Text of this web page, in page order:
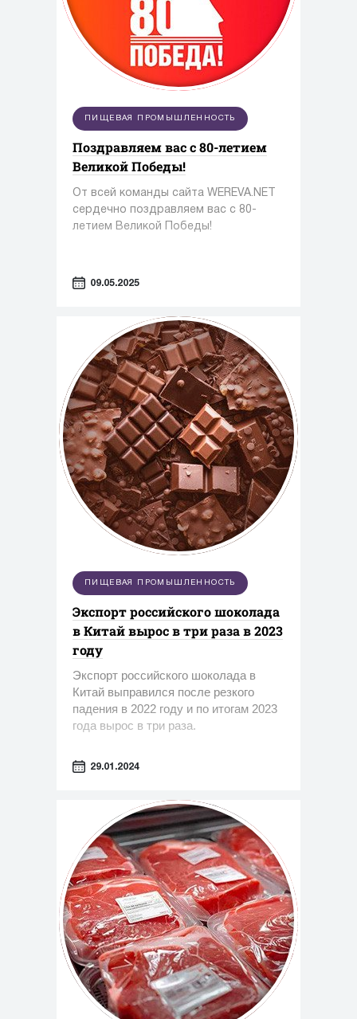
ПИЩЕВАЯ ПРОМЫШЛЕННОСТЬ
Поздравляем вас с 80-летием
Великой Победы!
От всей команды сайта WEREVA.NET
сердечно поздравляем вас с 80-
летием Великой Победы!
09.05.2025
ПИЩЕВАЯ ПРОМЫШЛЕННОСТЬ
Экспорт российского шоколада
в Китай вырос в три раза в 2023
году
Экспорт российского шоколада в
Китай выправился после резкого
падения в 2022 году и по итогам 2023
года вырос в три раза.
29.01.2024